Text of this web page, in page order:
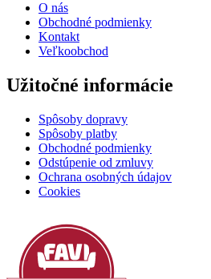
O nás
Obchodné podmienky
Kontakt
Veľkoobchod
Užitočné informácie
Spôsoby dopravy
Spôsoby platby
Obchodné podmienky
Odstúpenie od zmluvy
Ochrana osobných údajov
Cookies